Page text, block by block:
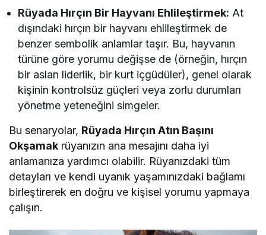
Rüyada Hırçın Bir Hayvanı Ehlileştirmek: At
dışındaki hırçın bir hayvanı ehlileştirmek de
benzer sembolik anlamlar taşır. Bu, hayvanın
türüne göre yorumu değişse de (örneğin, hırçın
bir aslan liderlik, bir kurt içgüdüler), genel olarak
kişinin kontrolsüz güçleri veya zorlu durumları
yönetme yeteneğini simgeler.
Bu senaryolar, Rüyada Hırçın Atın Başını
Okşamak rüyanızın ana mesajını daha iyi
anlamanıza yardımcı olabilir. Rüyanızdaki tüm
detayları ve kendi uyanık yaşamınızdaki bağlamı
birleştirerek en doğru ve kişisel yorumu yapmaya
çalışın.